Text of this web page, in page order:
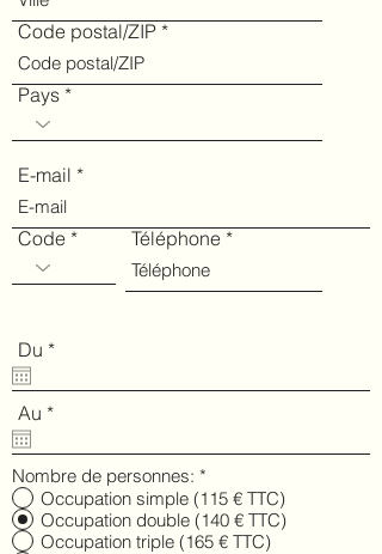
Code postal/ZIP
Pays
E-mail
Code Téléphone
Du *r
q
d
Au *r
q
u
i
r
e
d
Nombre de personnes: *
Occupation simple (115 € TTC)
Occupation double (140 € TTC)
Occupation triple (165 € TTC)